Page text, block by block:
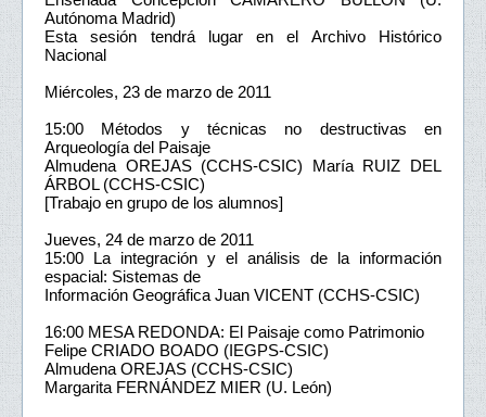
Autónoma Madrid)
Esta sesión tendrá lugar en el Archivo Histórico
Nacional
Miércoles, 23 de marzo de 2011
15:00 Métodos y técnicas no destructivas en
Arqueología del Paisaje
Almudena OREJAS (CCHS-CSIC) María RUIZ DEL
ÁRBOL (CCHS-CSIC)
[Trabajo en grupo de los alumnos]
Jueves, 24 de marzo de 2011
15:00 La integración y el análisis de la información
espacial: Sistemas de
Información Geográfica Juan VICENT (CCHS-CSIC)
16:00 MESA REDONDA: El Paisaje como Patrimonio
Felipe CRIADO BOADO (IEGPS-CSIC)
Almudena OREJAS (CCHS-CSIC)
Margarita FERNÁNDEZ MIER (U. León)